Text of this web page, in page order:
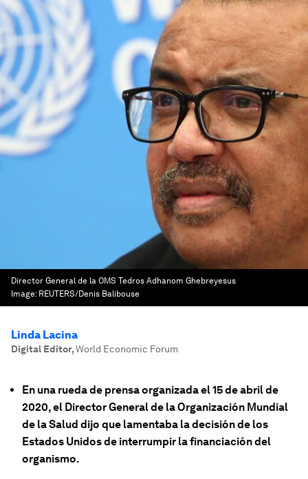
Director General de la OMS Tedros Adhanom Ghebreyesus
Image: REUTERS/Denis Balibouse
Linda Lacina
Digital Editor,World Economic Forum
En una rueda de prensa organizada el 15 de abril de
2020, el Director General de la Organización Mundial
de la Salud dijo que lamentaba la decisión de los
Estados Unidos de interrumpir la financiación del
organismo.